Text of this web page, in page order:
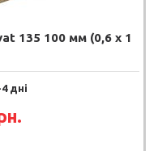
135 100 мм (0,6 х 1
дні